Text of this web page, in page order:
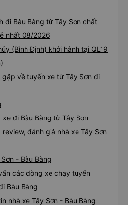
đi Bàu Bàng từ Tây Sơn chất
nhất 08/2026
(Bình Định) khởi hành tại QL19
về tuyến xe từ Tây Sơn đi
đi Bàu Bàng từ Tây Sơn
review, đánh giá nhà xe Tây Sơn
- Bàu Bàng
các dòng xe chạy tuyến
Bàu Bàng
nhà xe Tây Sơn - Bàu Bàng